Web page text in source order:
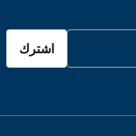
اشترك